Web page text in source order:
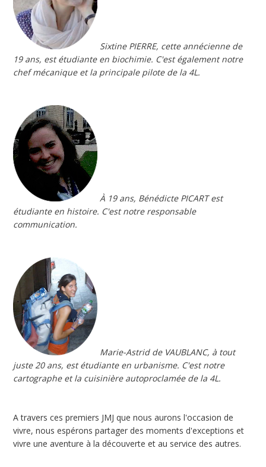
Sixtine PIERRE, cette annécienne de
19 ans, est étudiante en biochimie. C'est également notre
chef mécanique et la principale pilote de la 4L.
À 19 ans, Bénédicte PICART est
étudiante en histoire. C'est notre responsable
communication.
Marie-Astrid de VAUBLANC, à tout
juste 20 ans, est étudiante en urbanisme. C'est notre
cartographe et la cuisinière autoproclamée de la 4L.
A travers ces premiers JMJ que nous aurons l'occasion de
vivre, nous espérons partager des moments d'exceptions et
vivre une aventure à la découverte et au service des autres.